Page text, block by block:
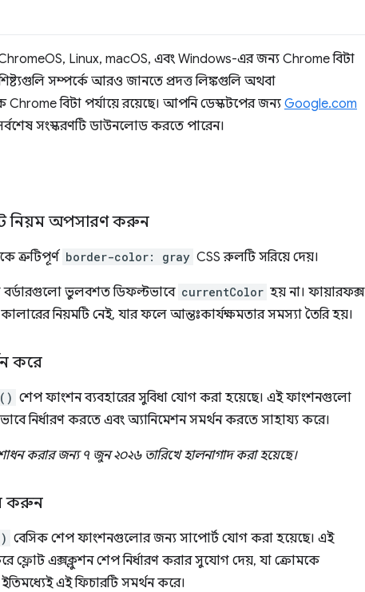
ChromeOS, Linux, macOS, এবং Windows-এর জন্য Chrome বিটা
সম্পর্কে আরও জানতে প্রদত্ত লিঙ্কগুলি অথবা
বিটা পর্যায়ে রয়েছে। আপনি ডেস্কটপের জন্য Google.com
সংস্করণটি ডাউনলোড করতে পারেন।
নিয়ম অপসারণ করুন
ত্রুটিপূর্ণ border-color: gray CSS রুলটি সরিয়ে দেয়।
বর্ডারগুলো ভুলবশত ডিফল্টভাবে currentColor হয় না। ফায়ারফক্স
কালারের নিয়মটি নেই, যার ফলে আন্তঃকার্যক্ষমতার সমস্যা তৈরি হয়।
করে
শেপ ফাংশন ব্যবহারের সুবিধা যোগ করা হয়েছে। এই ফাংশনগুলো
নির্ধারণ করতে এবং অ্যানিমেশন সমর্থন করতে সাহায্য করে।
করার জন্য ৭ জুন ২০২৬ তারিখে হালনাগাদ করা হয়েছে।
করুন
বেসিক শেপ ফাংশনগুলোর জন্য সাপোর্ট যোগ করা হয়েছে। এই
ফ্লোট এক্সক্লুশন শেপ নির্ধারণ করার সুযোগ দেয়, যা ক্রোমকে
এই ফিচারটি সমর্থন করে।